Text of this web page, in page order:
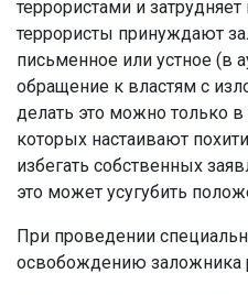
террористами и
террористы принуждают
письменное или устное (в
обращение к властям с
делать это можно только
которых настаивают
избегать собственных
это может усугубить
При проведении
освобождению заложника